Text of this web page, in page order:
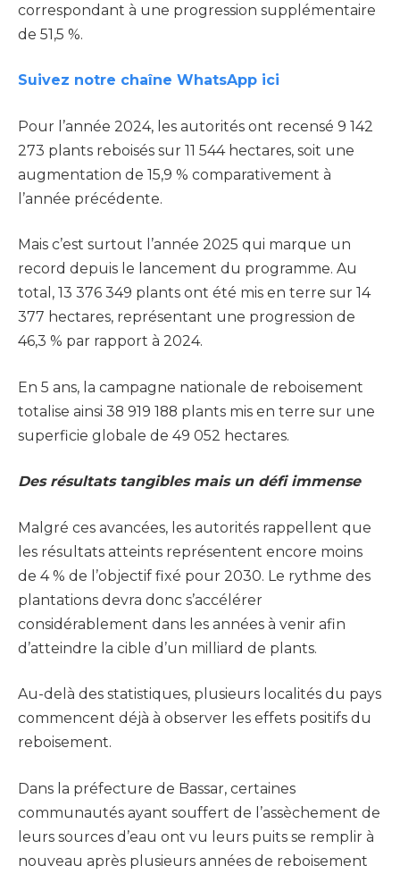
correspondant à une progression supplémentaire
de 51,5 %.
Suivez notre chaîne WhatsApp ici
Pour l’année 2024, les autorités ont recensé 9 142
273 plants reboisés sur 11 544 hectares, soit une
augmentation de 15,9 % comparativement à
l’année précédente.
Mais c’est surtout l’année 2025 qui marque un
record depuis le lancement du programme. Au
total, 13 376 349 plants ont été mis en terre sur 14
377 hectares, représentant une progression de
46,3 % par rapport à 2024.
En 5 ans, la campagne nationale de reboisement
totalise ainsi 38 919 188 plants mis en terre sur une
superficie globale de 49 052 hectares.
Des résultats tangibles mais un défi immense
Malgré ces avancées, les autorités rappellent que
les résultats atteints représentent encore moins
de 4 % de l’objectif fixé pour 2030. Le rythme des
plantations devra donc s’accélérer
considérablement dans les années à venir afin
d’atteindre la cible d’un milliard de plants.
Au-delà des statistiques, plusieurs localités du pays
commencent déjà à observer les effets positifs du
reboisement.
Dans la préfecture de Bassar, certaines
communautés ayant souffert de l’assèchement de
leurs sources d’eau ont vu leurs puits se remplir à
nouveau après plusieurs années de reboisement